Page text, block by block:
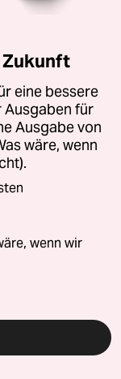
Zukunft
eine bessere
Ausgaben für
Ausgabe von
wäre, wenn
wenn wir